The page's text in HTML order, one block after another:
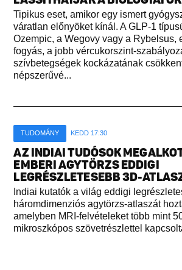
Tipikus eset, amikor egy ismert
váratlan előnyöket kínál. A GLP-1
Ozempic, a Wegovy vagy a Rybelsus,
fogyás, a jobb vércukorszint-
szívbetegségek kockázatának
népszerűvé...
TUDOMÁNY KEDD 17:30
AZ INDIAI TUDÓSOK
EMBERI AGYTÖRZS EDDIGI
LEGRÉSZLETESEBB 3D-
Indiai kutatók a világ eddigi
háromdimenziós agytörzs-atlaszát
amelyben MRI-felvételeket több mint
mikroszkópos szövetrészlettel